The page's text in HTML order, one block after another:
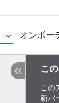
オンボー
こ
この
新バ